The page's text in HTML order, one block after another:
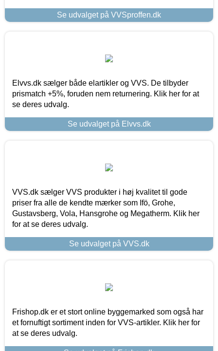
Se udvalget på VVSproffen.dk
Elvvs.dk sælger både elartikler og VVS. De tilbyder
prismatch +5%, foruden nem returnering. Klik her for at
se deres udvalg.
Se udvalget på Elvvs.dk
VVS.dk sælger VVS produkter i høj kvalitet til gode
priser fra alle de kendte mærker som Ifö, Grohe,
Gustavsberg, Vola, Hansgrohe og Megatherm. Klik her
for at se deres udvalg.
Se udvalget på VVS.dk
Frishop.dk er et stort online byggemarked som også har
et fornuftigt sortiment inden for VVS-artikler. Klik her for
at se deres udvalg.